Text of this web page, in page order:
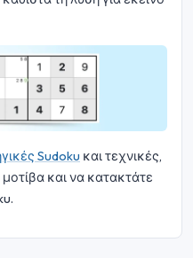
Sudoku και τεχνικές,
και να κατακτάτε